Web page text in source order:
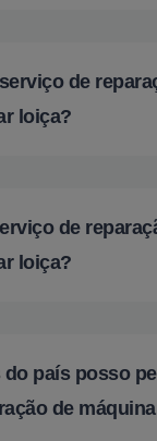
de
loiça?
de
loiça?
do país posso
de